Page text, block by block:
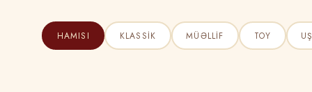
HAMISI KLASSIK MÜƏLLIF TOY